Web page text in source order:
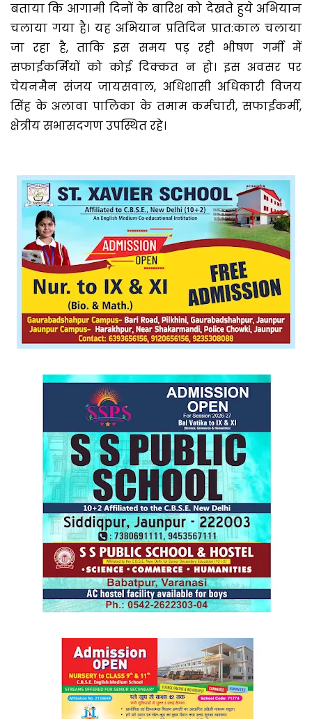
बताया कि आगामी दिनों के बारिश को देखते हुये अभियान
चलाया गया है। यह अभियान प्रतिदिन प्रात:काल चलाया
जा रहा है, ताकि इस समय पड़ रही भीषण गर्मी में
सफाईकर्मियों को कोई दिक्कत न हो। इस अवसर पर
चेयनमैन संजय जायसवाल, अधिशासी अधिकारी विजय
सिंह के अलावा पालिका के तमाम कर्मचारी, सफाईकर्मी,
क्षेत्रीय सभासदगण उपस्थित रहे।